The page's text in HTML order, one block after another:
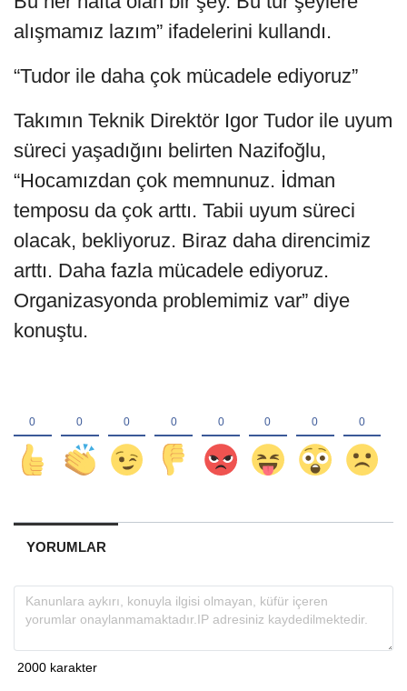
alışmamız lazım” ifadelerini kullandı.
“Tudor ile daha çok mücadele ediyoruz”
Takımın Teknik Direktör Igor Tudor ile uyum
süreci yaşadığını belirten Nazifoğlu,
“Hocamızdan çok memnunuz. İdman
temposu da çok arttı. Tabii uyum süreci
olacak, bekliyoruz. Biraz daha direncimiz
arttı. Daha fazla mücadele ediyoruz.
Organizasyonda problemimiz var” diye
konuştu.
YORUMLAR